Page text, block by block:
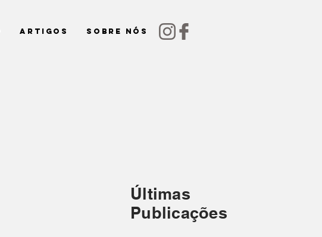
Artigos Sobre nós
Últimas
Publicações